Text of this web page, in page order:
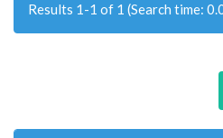
Results 1-1 of 1 (Search time: